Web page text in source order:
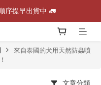
序提早出貨中 🚛
生日再領$100！/
來自泰國的犬用天然防蟲噴
文章分類